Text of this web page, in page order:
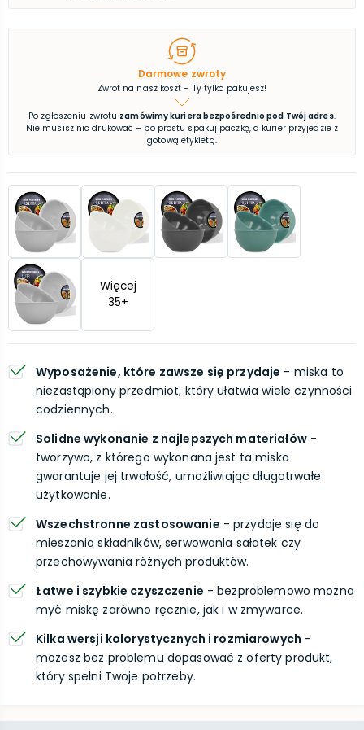
Darmowe zwroty
Zwrot na nasz koszt – Ty tylko pakujesz!
Po zgłoszeniu zwrotu zamówimy kuriera bezpośrednio pod Twój adres.
Nie musisz nic drukować – po prostu spakuj paczkę, a kurier przyjedzie z
gotową etykietą.
Więcej
35+
Wyposażenie, które zawsze się przydaje - miska to
niezastąpiony przedmiot, który ułatwia wiele czynności
codziennych.
Solidne wykonanie z najlepszych materiałów-
tworzywo, z którego wykonana jest ta miska
gwarantuje jej trwałość, umożliwiając długotrwałe
użytkowanie.
Wszechstronne zastosowanie - przydaje się do
mieszania składników, serwowania sałatek czy
przechowywania różnych produktów.
Łatwe i szybkie czyszczenie - bezproblemowo można
myć miskę zarówno ręcznie, jak i w zmywarce.
Kilka wersji kolorystycznych i rozmiarowych -
możesz bez problemu dopasować z oferty produkt,
który spełni Twoje potrzeby.